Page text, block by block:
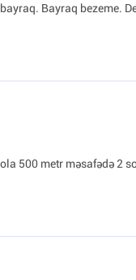
Bayraq bezeme.
500 metr məsafədə 2